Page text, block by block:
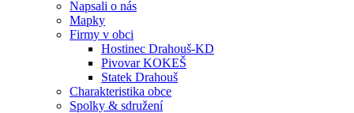
Napsali o nás
Mapky
Firmy v obci
Hostinec Drahouš-KD
Pivovar KOKEŠ
Statek Drahouš
Charakteristika obce
Spolky & sdružení